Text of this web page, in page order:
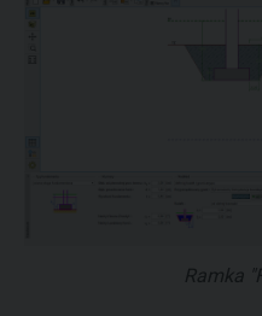
Ramka